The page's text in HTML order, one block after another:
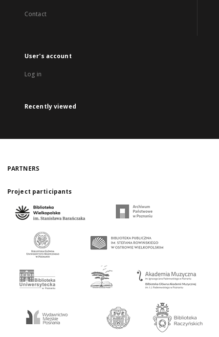
Contact
User's account
Log in
Recently viewed
PARTNERS
Project participants